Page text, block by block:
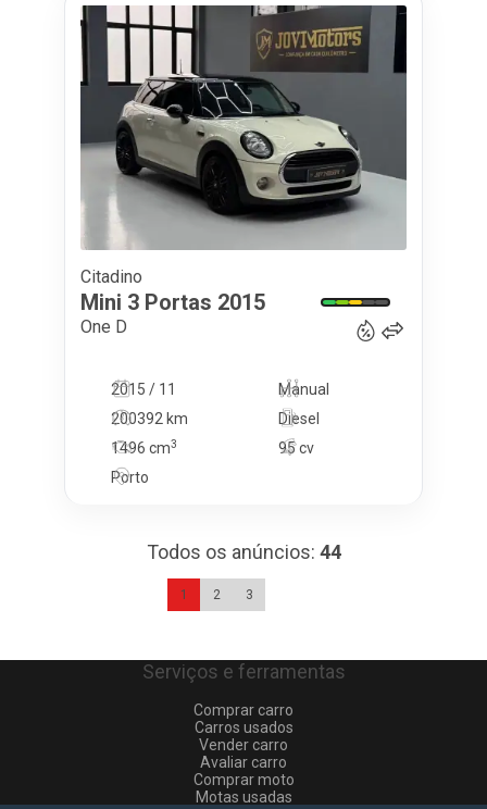
Citadino
Mini 3 Portas 2015
One D
2015 / 11
Manual
200392 km
95 cv
Diesel
1496 cm3
Porto
Todos os anúncios: 44
1 2 3
Serviços e ferramentas
Comprar carro
Carros usados
Vender carro
Avaliar carro
Comprar moto
Motas usadas